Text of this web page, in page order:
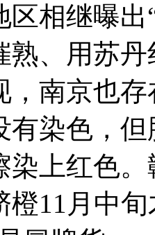
区相继曝
熟、用苏
，南京也
有染色，
染上红色
橙11月中